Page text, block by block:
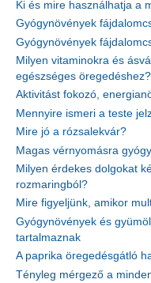
Ki és mire használhatja a
Gyógynövények
Gyógynövények
Milyen vitaminokra és
egészséges öregedéshez?
Aktivitást fokozó,
Mennyire ismeri a teste
Mire jó a rózsalekvár?
Magas vérnyomásra
Milyen érdekes dolgokat
rozmaringból?
Mire figyeljünk, amikor
Gyógynövények és
tartalmaznak
A paprika öregedésgátló
Tényleg mérgező a